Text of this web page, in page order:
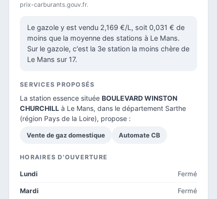
prix-carburants.gouv.fr.
Le gazole y est vendu 2,169 €/L, soit 0,031 € de
moins que la moyenne des stations à Le Mans.
Sur le gazole, c'est la 3e station la moins chère de
Le Mans sur 17.
SERVICES PROPOSÉS
La station essence située BOULEVARD WINSTON
CHURCHILL à Le Mans, dans le département Sarthe
(région Pays de la Loire), propose :
Vente de gaz domestique Automate CB
HORAIRES D'OUVERTURE
Lundi Fermé
Mardi Fermé